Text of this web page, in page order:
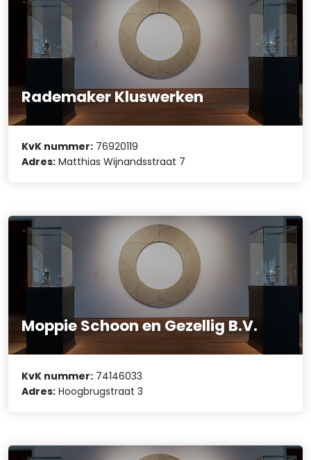
Rademaker Kluswerken
KvK nummer: 76920119
Adres: Matthias Wijnandsstraat 7
Moppie Schoon en Gezellig B.V.
KvK nummer: 74146033
Adres: Hoogbrugstraat 3